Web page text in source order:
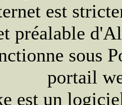
est
préalable
sous
portail
est un